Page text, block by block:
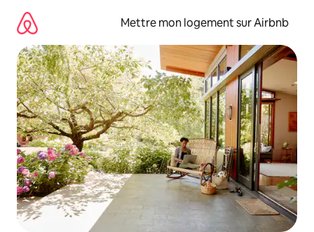
directement
contenu
Mettre mon logement sur Airbnb